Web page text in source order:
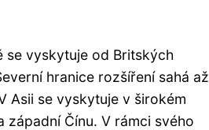
se vyskytuje od Britských
hranice rozšíření sahá až
Asii se vyskytuje v širokém
Čínu. V rámci svého